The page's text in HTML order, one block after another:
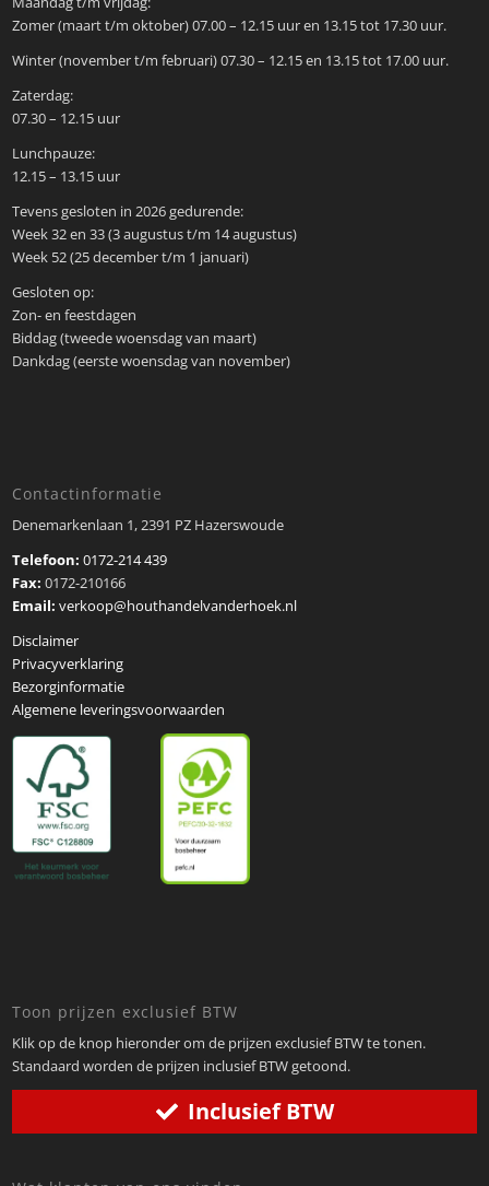
Zomer (maart t/m oktober) 07.00 – 12.15 uur en 13.15 tot 17.30 uur.
Winter (november t/m februari) 07.30 – 12.15 en 13.15 tot 17.00 uur.
Zaterdag:
07.30 – 12.15 uur
Lunchpauze:
12.15 – 13.15 uur
Tevens gesloten in 2026 gedurende:
Week 32 en 33 (3 augustus t/m 14 augustus)
Week 52 (25 december t/m 1 januari)
Gesloten op:
Zon- en feestdagen
Biddag (tweede woensdag van maart)
Dankdag (eerste woensdag van november)
Contactinformatie
Denemarkenlaan 1, 2391 PZ Hazerswoude
Telefoon:0172-214 439
Fax:0172-210166
Email: verkoop@houthandelvanderhoek.nl
Disclaimer
Privacyverklaring
Bezorginformatie
Algemene leveringsvoorwaarden
Toon prijzen exclusief BTW
Klik op de knop hieronder om de prijzen exclusief BTW te tonen.
Standaard worden de prijzen inclusief BTW getoond.
Inclusief BTW